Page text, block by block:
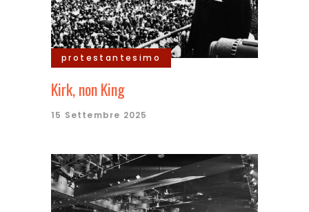
protestantesimo
Kirk, non King
15 Settembre 2025